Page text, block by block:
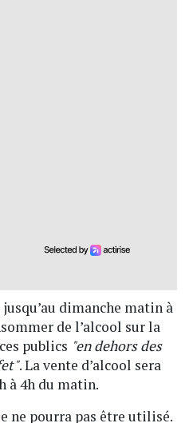
dimanche matin à
de l’alcool sur la
publics "en dehors des
. La vente d’alcool sera
à 4h du matin.
ne pourra pas être utilisé.